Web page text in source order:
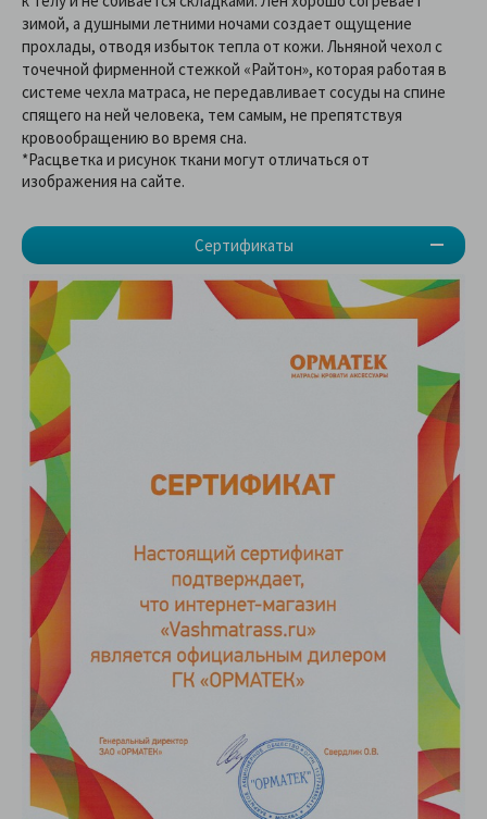
Сертификаты
зимой, а душными летними ночами создает ощущение
прохлады, отводя избыток тепла от кожи. Льняной чехол с
точечной фирменной стежкой «Райтон», которая работая в
системе чехла матраса, не передавливает сосуды на спине
спящего на ней человека, тем самым, не препятствуя
кровообращению во время сна.
*Расцветка и рисунок ткани могут отличаться от
изображения на сайте.